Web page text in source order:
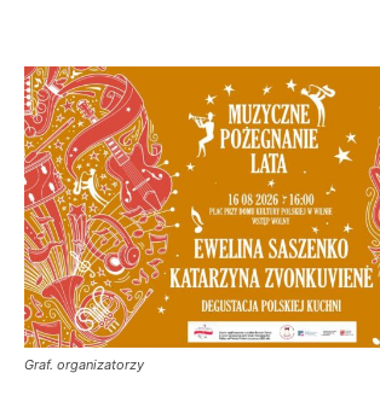
Graf. organizatorzy